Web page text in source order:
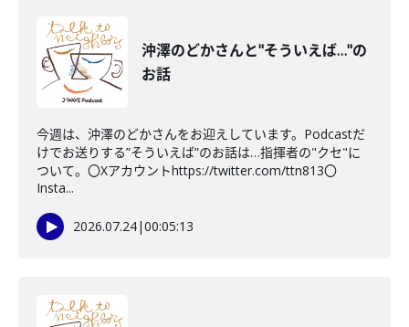
沖澤のどかさんと"そういえば…"の
お話
今週は、沖澤のどかさんをお迎えしています。Podcastだ
けでお送りする”そういえば”のお話は…指揮者の"クセ"に
ついて。〇Xアカウントhttps://twitter.com/ttn813〇
Insta...
2026.07.24|00:05:13